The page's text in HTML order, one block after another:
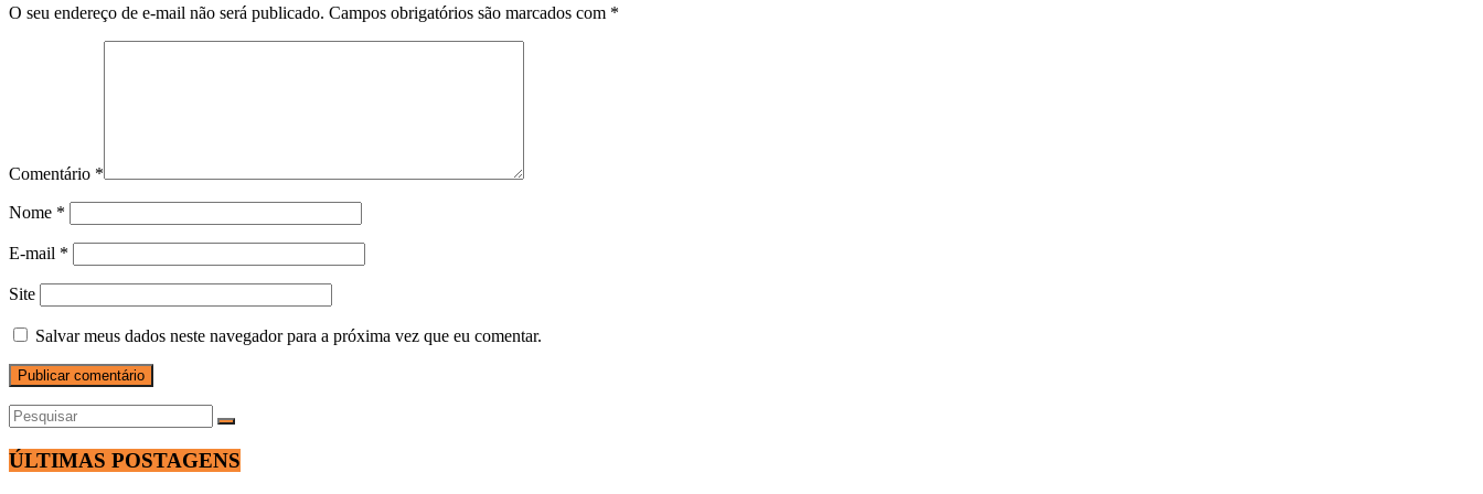
O seu endereço de e-mail não será publicado. Campos obrigatórios são marcados com *
Comentário *
Nome *
E-mail *
Site
Salvar meus dados neste navegador para a próxima vez que eu comentar.
ÚLTIMAS POSTAGENS